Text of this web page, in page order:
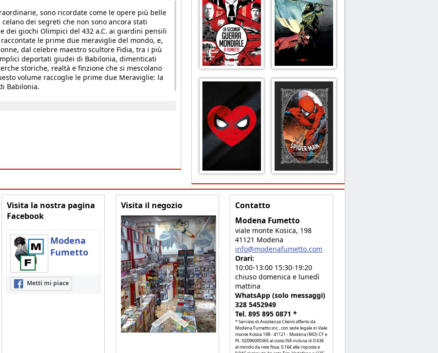
sono ricordate come le opere più belle
dei segreti che non sono ancora stati
dei giochi Olimpici del 432 a.C. ai giardini pensili
le prime due meraviglie del mondo, e,
dal celebre maestro scultore Fidia, tra i più
deportati giudei di Babilonia, dimenticati
storiche, realtà e finzione che si mescolano
volume raccoglie le prime due Meraviglie: la
Babilonia.
Visita la nostra pagina
Facebook
Modena
Fumetto
Metti mi piace
Visita il negozio Contatto
Modena Fumetto
viale monte Kosica, 198
41121 Modena
info@modenafumetto.com
Orari:
10:00-13:00 15:30-19:20
chiuso domenica e lunedì
mattina
WhatsApp (solo messaggi)
328 5452949
Tel. 895 895 0871 *
* Servizio di Assistenza Clienti offerto da
Modena Fumetto snc , con sede legale in Viale
monte Kosica 198 - 41121 - Modena (MO) CF e
PL: 02096000365 al costo IVA inclusa di 0.63€
al minido da rete fissa, 0.16€ alla risposta e